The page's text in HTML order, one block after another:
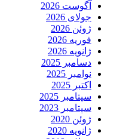
آگوست 2026
جولای 2026
ژوئن 2026
فوریه 2026
ژانویه 2026
دسامبر 2025
نوامبر 2025
اکتبر 2025
سپتامبر 2025
سپتامبر 2023
ژوئن 2020
ژانویه 2020